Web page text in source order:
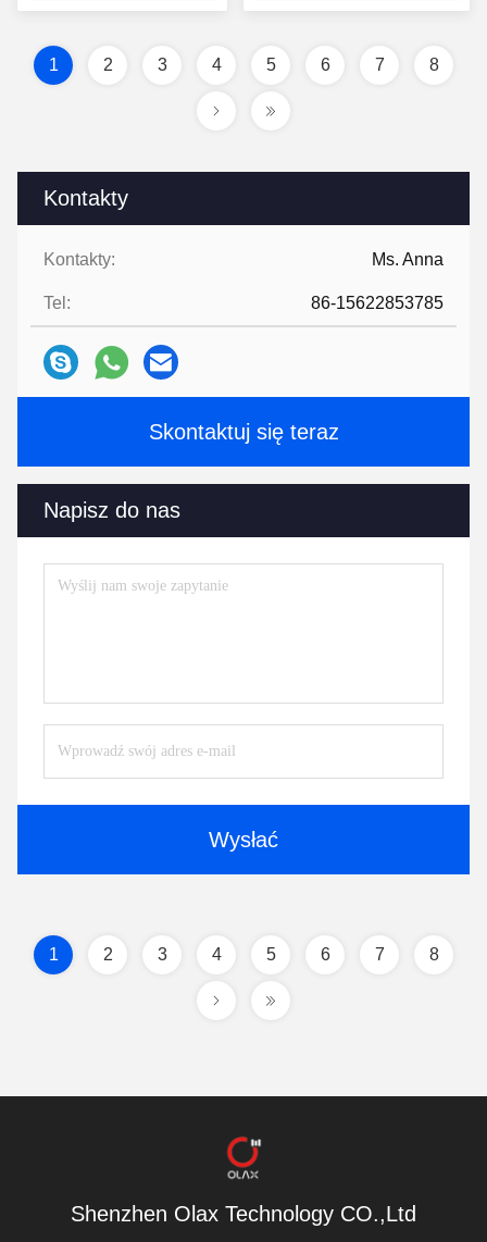
Kontakty
Kontakty: Ms. Anna
Tel: 86-15622853785
Skontaktuj się teraz
Napisz do nas
Wysłać
1 2 3 4 5 6 7 8
1 2 3 4 5 6 7 8
Shenzhen Olax Technology CO.,Ltd